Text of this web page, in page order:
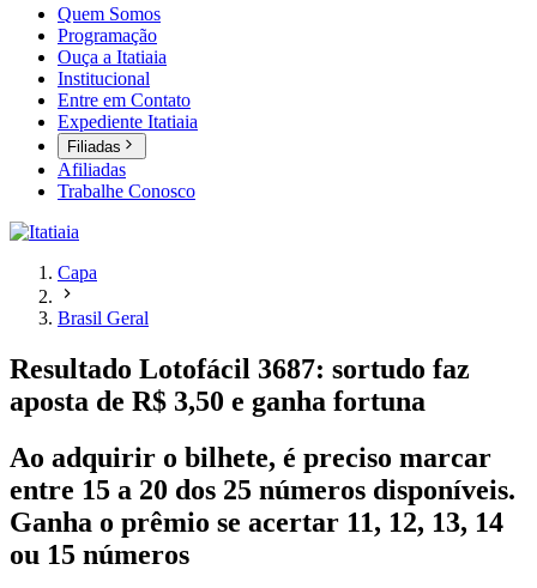
Quem Somos
Programação
Ouça a Itatiaia
Institucional
Entre em Contato
Expediente Itatiaia
Filiadas
Afiliadas
Trabalhe Conosco
Capa
Brasil Geral
Resultado Lotofácil 3687: sortudo faz
aposta de R$ 3,50 e ganha fortuna
Ao adquirir o bilhete, é preciso marcar
entre 15 a 20 dos 25 números disponíveis.
Ganha o prêmio se acertar 11, 12, 13, 14
ou 15 números